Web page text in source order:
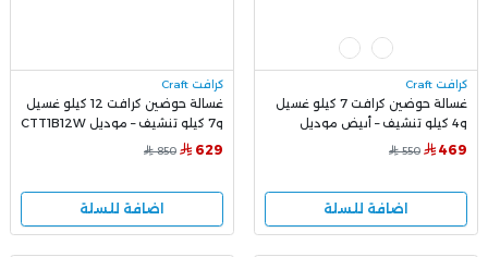
كرافت Craft
غسالة حوضين كرافت 7 كيلو غسيل
و4 كيلو تنشيف – أبيض موديل
CTT1B7WG
469
550
اضافة للسلة
كرافت Craft
غسالة حوضين كرافت 12 كيلو غسيل
و7 كيلو تنشيف – موديل CTT1B12W
629
850
اضافة للسلة